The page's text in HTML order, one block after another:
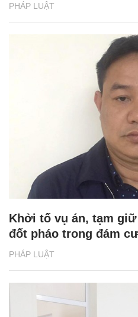
PHÁP LUẬT
PHÁP LUẬT
Khởi tố vụ án, tạm
đốt pháo trong đám